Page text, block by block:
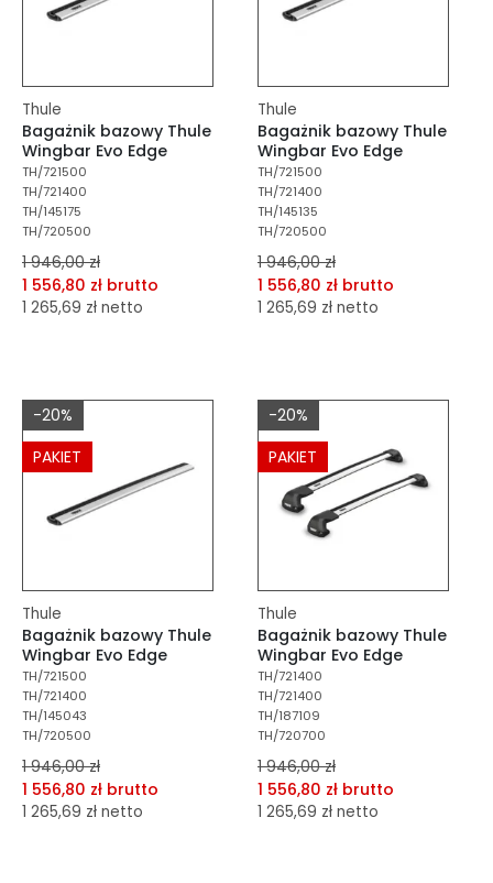
Thule
Bagażnik bazowy Thule
Wingbar Evo Edge
TH/721500
TH/721400
TH/145175
TH/720500
1 946,00 zł
1 556,80 zł brutto
1 265,69 zł netto
Do koszyka
Thule
Bagażnik bazowy Thule
Wingbar Evo Edge
TH/721500
TH/721400
TH/145135
TH/720500
1 946,00 zł
1 556,80 zł brutto
1 265,69 zł netto
Do koszyka
-20%
PAKIET
Thule
Bagażnik bazowy Thule
Wingbar Evo Edge
TH/721500
TH/721400
TH/145043
TH/720500
1 946,00 zł
1 556,80 zł brutto
1 265,69 zł netto
-20%
PAKIET
Thule
Bagażnik bazowy Thule
Wingbar Evo Edge
TH/721400
TH/721400
TH/187109
TH/720700
1 946,00 zł
1 556,80 zł brutto
1 265,69 zł netto